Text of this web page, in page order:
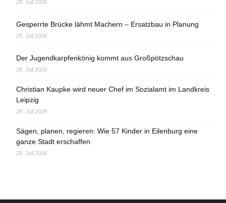
28. Juli 2026
Gesperrte Brücke lähmt Machern – Ersatzbau in Planung
28. Juli 2026
Der Jugendkarpfenkönig kommt aus Großpötzschau
28. Juli 2026
Christian Kaupke wird neuer Chef im Sozialamt im Landkreis
Leipzig
28. Juli 2026
Sägen, planen, regieren: Wie 57 Kinder in Eilenburg eine
ganze Stadt erschaffen
28. Juli 2026